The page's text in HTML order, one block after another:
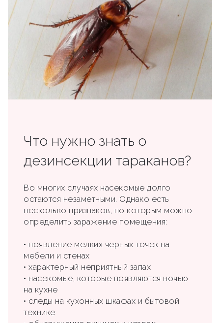
Что нужно знать о
дезинсекции тараканов?
Во многих случаях насекомые долго
остаются незаметными. Однако есть
несколько признаков, по которым можно
определить заражение помещения:
• появление мелких черных точек на
мебели и стенах
• характерный неприятный запах
• насекомые, которые появляются ночью
на кухне
• следы на кухонных шкафах и бытовой
технике